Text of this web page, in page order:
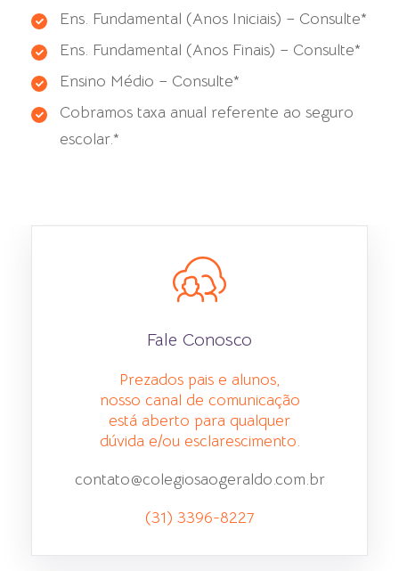
Ens. Fundamental (Anos Iniciais) – Consulte*
Ens. Fundamental (Anos Finais) – Consulte*
Ensino Médio – Consulte*
Cobramos taxa anual referente ao seguro
escolar.*
Fale Conosco
Prezados pais e alunos,
nosso canal de comunicação
está aberto para qualquer
dúvida e/ou esclarescimento.
contato@colegiosaogeraldo.com.br
(31) 3396-8227